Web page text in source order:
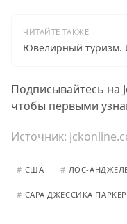
ЧИТАЙТЕ ТАКЖЕ
Ювелирный туризм.
Подписывайтесь на
чтобы первыми
Источник:
# США # ЛОС-
# САРА ДЖЕССИКА ПАРКЕР